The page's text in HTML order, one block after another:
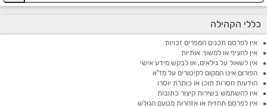
כללי הקהילה
אין לפרסם תכנים המפרים זכויות
אין להציף או למשוך אותיות
אין לשאול על גילאים, או לבקש מידע אישי
הפורום אינו המקום לקיטורים על מז"א
הודעות חסרות תוכן או כותרת יוסרו
אין להשתמש בשירות קיצור כתובות
אין לפרסם תחזית או אזהרות מטעם הגולש